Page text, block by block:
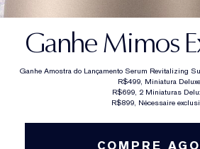
Ganhe Mimos
Ganhe Amostra do Lançamento Serum Revitalizing
R$499, Miniatura Deluxe
R$699, 2 Miniaturas
R$899, Nécessaire
COMPRE